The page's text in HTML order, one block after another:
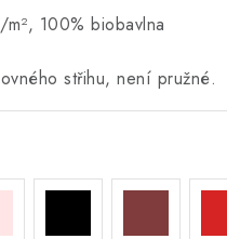
100% biobavlna
střihu, není pružné.